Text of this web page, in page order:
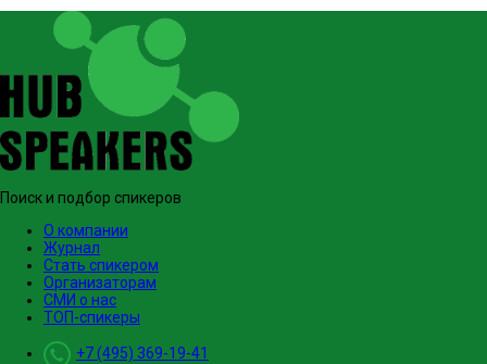
Поиск и подбор спикеров
О компании
Журнал
Стать спикером
Организаторам
СМИ о нас
ТОП-спикеры
+7 (495) 369-19-41